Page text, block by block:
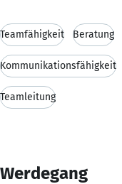
Teamfähigkeit Beratung
Kommunikationsfähigkeit
Teamleitung
Werdegang